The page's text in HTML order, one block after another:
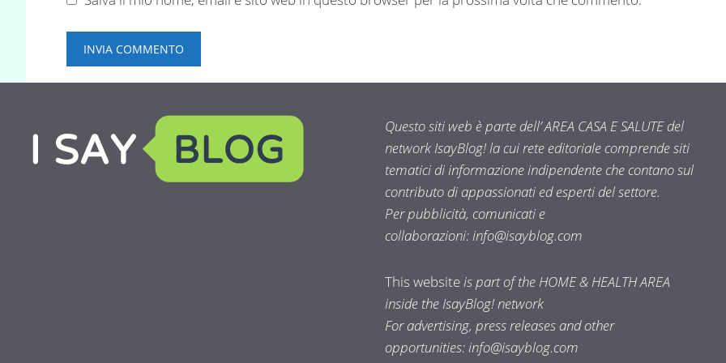
Questo siti web è parte dell’ AREA CASA E SALUTE del
network IsayBlog! la cui rete editoriale comprende siti
tematici di informazione indipendente che contano sul
contributo di appassionati ed esperti del settore.
Per pubblicità, comunicati e
collaborazioni:info@isayblog.com
This websiteis part of the HOME & HEALTH AREA
inside the IsayBlog! network
For advertising, press releases and other
opportunities:info@isayblog.com